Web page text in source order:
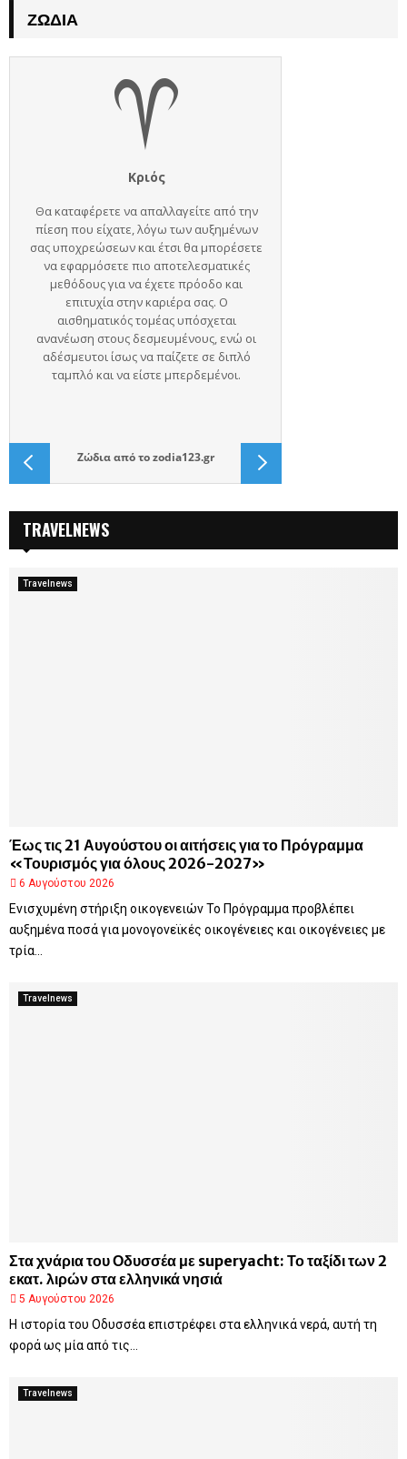
ΖΏΔΙΑ
Ζώδιααπό τοzodia123.gr
TRAVELNEWS
Travelnews
Έως τις 21 Αυγούστου οι αιτήσεις για το Πρόγραμμα
«Τουρισμός για όλους 2026-2027»
6 Αυγούστου 2026
Ενισχυμένη στήριξη οικογενειών Το Πρόγραμμα προβλέπει
αυξημένα ποσά για μονογονεϊκές οικογένειες και οικογένειες με
τρία...
Travelnews
Στα χνάρια του Οδυσσέα με superyacht: Το ταξίδι των 2
εκατ. λιρών στα ελληνικά νησιά
5 Αυγούστου 2026
Η ιστορία του Οδυσσέα επιστρέφει στα ελληνικά νερά, αυτή τη
φορά ως μία από τις...
Travelnews